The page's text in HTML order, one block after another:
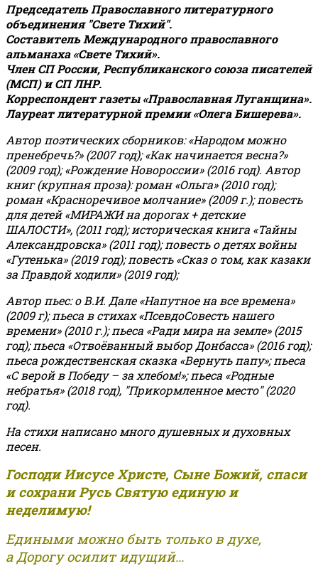
Председатель Православного литературного
объединения "Свете Тихий".
Составитель Международного православного
альманаха «Свете Тихий».
Член СП России, Республиканского союза писателей
(МСП) и СП ЛНР.
Корреспондент газеты «Православная Луганщина».
Лауреат литературной премии «Олега Бишерева».
Автор поэтических сборников: «Народом можно
пренебречь?» (2007 год); «Как начинается весна?»
(2009 год); «Рождение Новороссии» (2016 год). Автор
книг (крупная проза): роман «Ольга» (2010 год);
роман «Красноречивое молчание» (2009 г.); повесть
для детей «МИРАЖИ на дорогах + детские
ШАЛОСТИ», (2011 год); историческая книга «Тайны
Александровска» (2011 год); повесть о детях войны
«Гутенька» (2019 год); повесть «Сказ о том, как казаки
за Правдой ходили» (2019 год);
Автор пьес: о В.И. Дале «Напутное на все времена»
(2009 г); пьеса в стихах «ПсевдоСовесть нашего
времени» (2010 г.); пьеса «Ради мира на земле» (2015
год); пьеса «Отвоёванный выбор Донбасса» (2016 год);
пьеса рождественская сказка «Вернуть папу»; пьеса
«С верой в Победу – за хлебом!»;пьеса «Родные
небратья» (2018 год), "Прикормленное место" (2020
год).
На стихи написано много душевных и духовных
песен.
Господи Иисусе Христе, Сыне Божий, спаси
и сохрани Русь Святую единую и
неделимую!
Едиными можно быть только в духе,
а Дорогу осилит идущий...